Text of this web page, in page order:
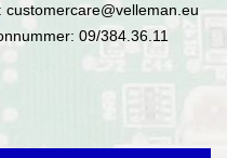
customercare@velleman.eu
09/384.36.11